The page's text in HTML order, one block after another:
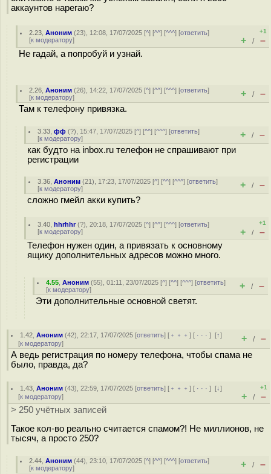
аккаунтов нарегаю?
2.23 ,Аноним (23), 12:08, 17/07/2025 [^] [^^] [^^^] [ответить]
[к модератору]
+1
+ / –
Не гадай, а попробуй и узнай.
2.26 ,Аноним (26), 14:22, 17/07/2025 [^] [^^] [^^^] [ответить]
[к модератору] + / –
Там к телефону привязка.
3.33 ,фф (?), 15:47, 17/07/2025 [^] [^^] [^^^] [ответить]
[к модератору] + / –
как будто на inbox.ru телефон не спрашивают при
регистрации
3.36 ,Аноним (21), 17:23, 17/07/2025 [^] [^^] [^^^] [ответить]
[к модератору] + / –
сложно гмейл акки купить?
3.40 ,hhrhhr(?), 20:18, 17/07/2025 [^] [^^] [^^^] [ответить]
[к модератору]
+1
+ / –
Телефон нужен один, а привязать к основному
ящику дополнительных адресов можно много.
4.55 ,Аноним (55), 01:11, 23/07/2025 [^] [^^] [^^^] [ответить]
[к модератору] + / –
Эти дополнительные основной светят.
1.42 ,Аноним (42), 22:17, 17/07/2025 [ответить] [ ﹢﹢﹢] [ · · ·][↑]
[к модератору] + / –
А ведь регистрация по номеру телефона, чтобы спама не
было, правда, да?
1.43 ,Аноним (43), 22:59, 17/07/2025 [ответить] [ ﹢﹢﹢] [ · · ·][↓]
[к модератору]
+1
+ / –
> 250 учётных записей
Такое кол-во реально считается спамом?! Не миллионов, не
тысяч, а просто 250?
2.44 ,Аноним (44), 23:10, 17/07/2025 [^] [^^] [^^^] [ответить]
[к модератору] + / –